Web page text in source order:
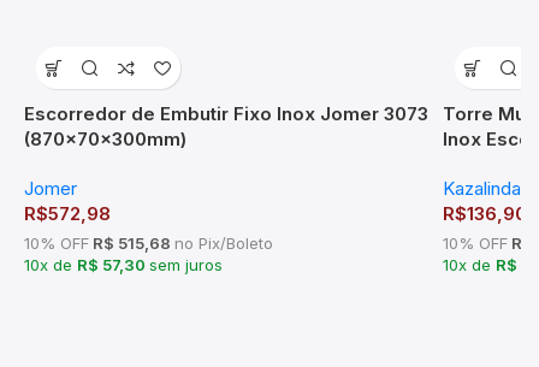
Escorredor de Embutir Fixo Inox Jomer 3073
(870x70x300mm)
Jomer
R$572,98
10% OFF R$ 515,68 no Pix/Boleto
10x de R$ 57,30 sem juros
Torre
Inox
Kazalinda
R$136,90
10% OFF R$
10x de R$